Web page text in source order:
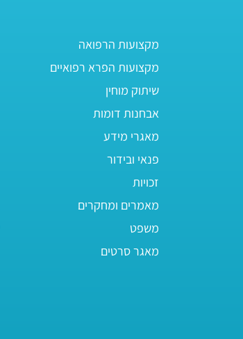
מקצועות הרפואה
מקצועות הפרא רפואיים
שיתוק מוחין
אבחנות דומות
מאגרי מידע
פנאי ובידור
זכויות
מאמרים ומחקרים
משפט
מאגר סרטים